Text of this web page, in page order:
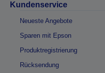
Kundenservice
Neueste Angebote
Sparen mit Epson
Produktregistrierung
Rücksendung